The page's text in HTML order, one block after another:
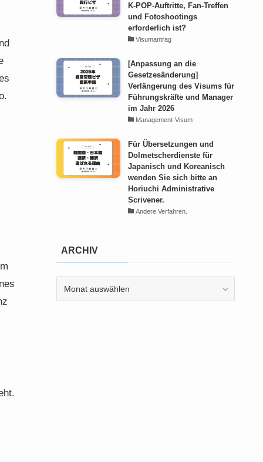
K-POP-Auftritte, Fan-Treffen
und Fotoshootings
erforderlich ist?
Visumantrag
[Anpassung an die
Gesetzesänderung]
Verlängerung des Visums für
Führungskräfte und Manager
im Jahr 2026
Management-Visum
Für Übersetzungen und
Dolmetscherdienste für
Japanisch und Koreanisch
wenden Sie sich bitte an
Horiuchi Administrative
Scrivener.
Andere Verfahren.
ARCHIV